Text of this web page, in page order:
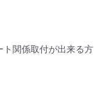
ト関係取付が出来る方